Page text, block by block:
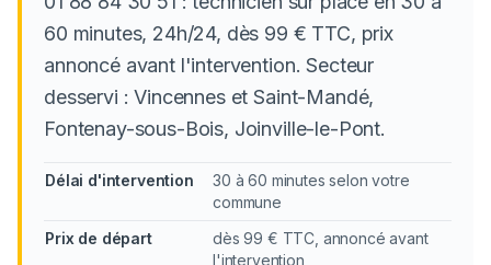
60 minutes, 24h/24, dès 99 € TTC, prix
annoncé avant l'intervention. Secteur
desservi : Vincennes et Saint-Mandé,
Fontenay-sous-Bois, Joinville-le-Pont.
Délai d'intervention
30 à 60 minutes selon votre
commune
Prix de départ
dès 99 € TTC, annoncé avant
l'intervention